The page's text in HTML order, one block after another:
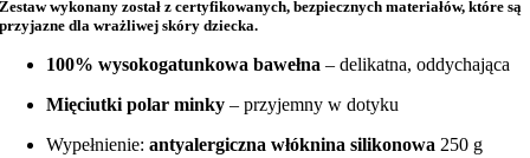
Zestaw wykonany został zcertyfikowanych, bezpiecznych materiałów, które są
przyjazne dla wrażliwej skóry dziecka.
100% wysokogatunkowa bawełna – delikatna, oddychająca
Mięciutki polar minky – przyjemny w dotyku
Wypełnienie:antyalergiczna włóknina silikonowa 250 g